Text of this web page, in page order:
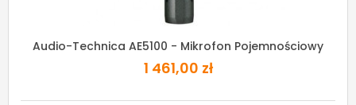
Audio-Technica AE5100 - Mikrofon Pojemnościowy
1 461,00 zł